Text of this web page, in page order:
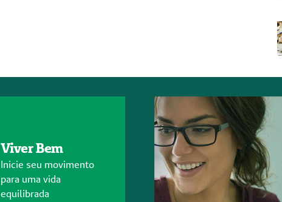
Viver Bem
Inicie seu movimento
para uma vida
equilibrada